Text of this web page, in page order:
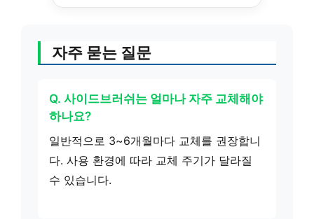
자주 묻는 질문
Q. 사이드브러쉬는 얼마나 자주 교체해야
하나요?
일반적으로 3~6개월마다 교체를 권장합니
다. 사용 환경에 따라 교체 주기가 달라질
수 있습니다.